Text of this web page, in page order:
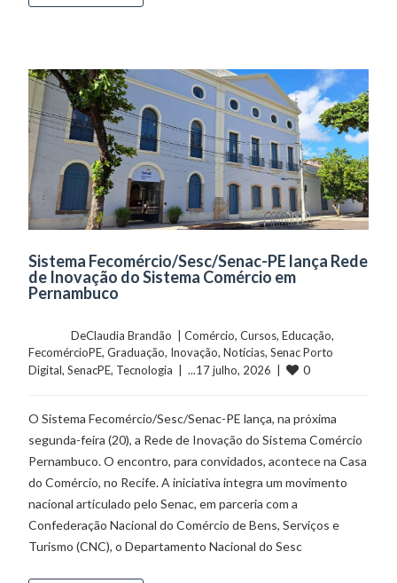
Sistema Fecomércio/Sesc/Senac-PE lança Rede
de Inovação do Sistema Comércio em
Pernambuco
	    	DeClaudia Brandão  |
Comércio, Cursos, Educação
FecomércioPE, Graduação, Inovação, Notícias, Senac Porto
Digital, SenacPE, Tecnologia
  |  ...17 julho, 2026  |
0
O Sistema Fecomércio/Sesc/Senac-PE lança, na próxima
segunda-feira (20), a Rede de Inovação do Sistema Comércio
Pernambuco. O encontro, para convidados, acontece na Casa
do Comércio, no Recife. A iniciativa integra um movimento
nacional articulado pelo Senac, em parceria com a
Confederação Nacional do Comércio de Bens, Serviços e
Turismo (CNC), o Departamento Nacional do Sesc